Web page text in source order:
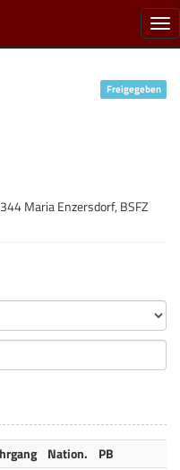
Freigegeben
Maria Enzersdorf, BSFZ
Nation.
PB